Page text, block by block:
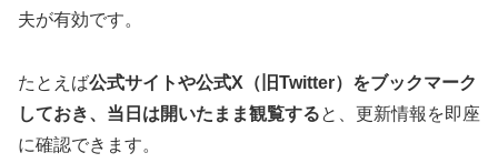
夫が有効です。
たとえば公式サイトや公式X（旧Twitter）をブックマーク
しておき、当日は開いたまま観覧すると、更新情報を即座
に確認できます。